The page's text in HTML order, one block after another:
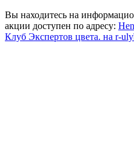
Вы находитесь на
акции доступен по адресу:
Клуб Экспертов цвета. на r-